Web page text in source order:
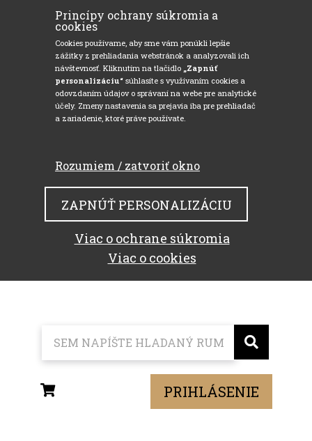
Princípy ochrany súkromia a
cookies
Cookies používame, aby sme vám ponúkli lepšie
zážitky z prehliadania webstránok a analyzovali ich
návštevnosť. Kliknutím na tlačidlo „Zapnúť
personalizáciu“ súhlasíte s využívaním cookies a
odovzdaním údajov o správaní na webe pre analytické
účely. Zmeny nastavenia sa prejavia iba pre prehliadač
a zariadenie, ktoré práve používate.
Rozumiem / zatvoriť okno
ZAPNÚŤ PERSONALIZÁCIU
Viac o ochrane súkromia
Viac o cookies
PRIHLÁSENIE